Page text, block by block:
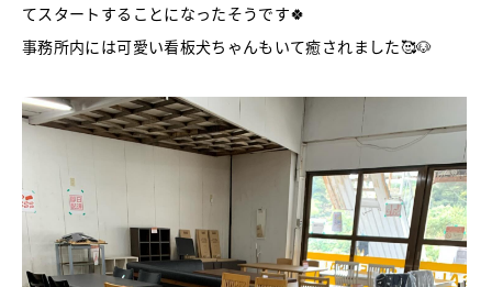
てスタートすることになったそうです🍀
事務所内には可愛い看板犬ちゃんもいて癒されました🥰🐶